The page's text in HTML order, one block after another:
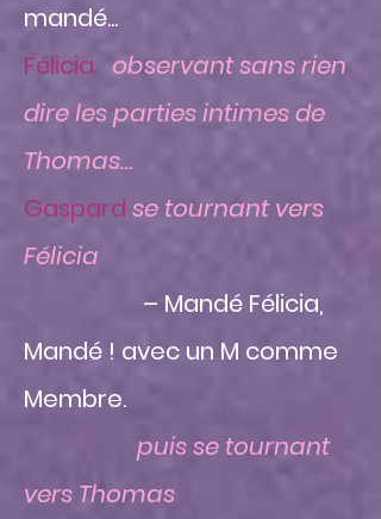
mandé...
Félicia observant sans rien
dire les parties intimes de
Thomas…
Gaspard se tournant vers
Félicia
– Mandé Félicia,
Mandé ! avec un M comme
Membre.
puis se tournant
vers Thomas